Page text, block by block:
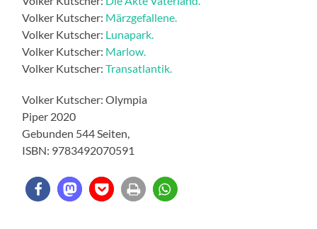
Volker Kutscher: Märzgefallene.
Volker Kutscher: Lunapark.
Volker Kutscher: Marlow.
Volker Kutscher:Transatlantik.
Volker Kutscher: Olympia
Piper 2020
Gebunden 544 Seiten,
ISBN: 9783492070591